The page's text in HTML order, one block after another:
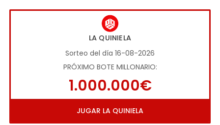
LA QUINIELA
Sorteo del día 16-08-2026
PRÓXIMO BOTE MILLONARIO:
1.000.000€
JUGAR LA QUINIELA